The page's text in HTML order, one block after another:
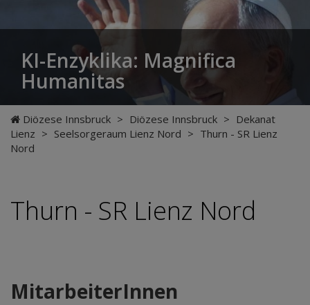
KI-Enzyklika: Magnifica
Humanitas
Diözese Innsbruck > Diözese Innsbruck > Dekanat
Lienz > Seelsorgeraum Lienz Nord > Thurn - SR Lienz
Nord
Thurn - SR Lienz Nord
MitarbeiterInnen